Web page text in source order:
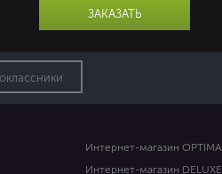
ЗАКАЗАТЬ
Интернет-магазин OPTIMA
Интернет-магазин DELUXE